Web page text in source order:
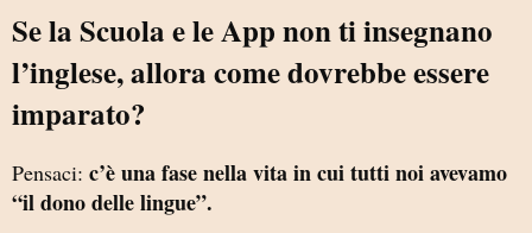
Se la Scuola e le App non ti insegnano
l’inglese, allora come dovrebbe essere
imparato?
Pensaci: c’è una fase nella vita in cui tutti noi avevamo
“il dono delle lingue”.